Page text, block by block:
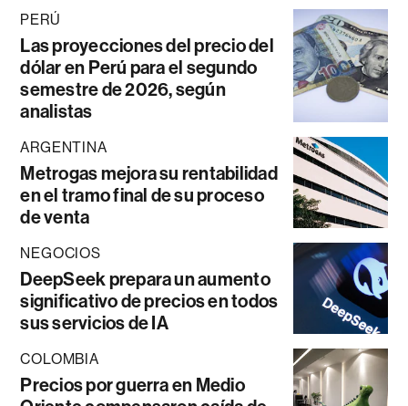
PERÚ
Las proyecciones del precio del
dólar en Perú para el segundo
semestre de 2026, según
analistas
ARGENTINA
Metrogas mejora su rentabilidad
en el tramo final de su proceso
de venta
NEGOCIOS
DeepSeek prepara un aumento
significativo de precios en todos
sus servicios de IA
COLOMBIA
Precios por guerra en Medio